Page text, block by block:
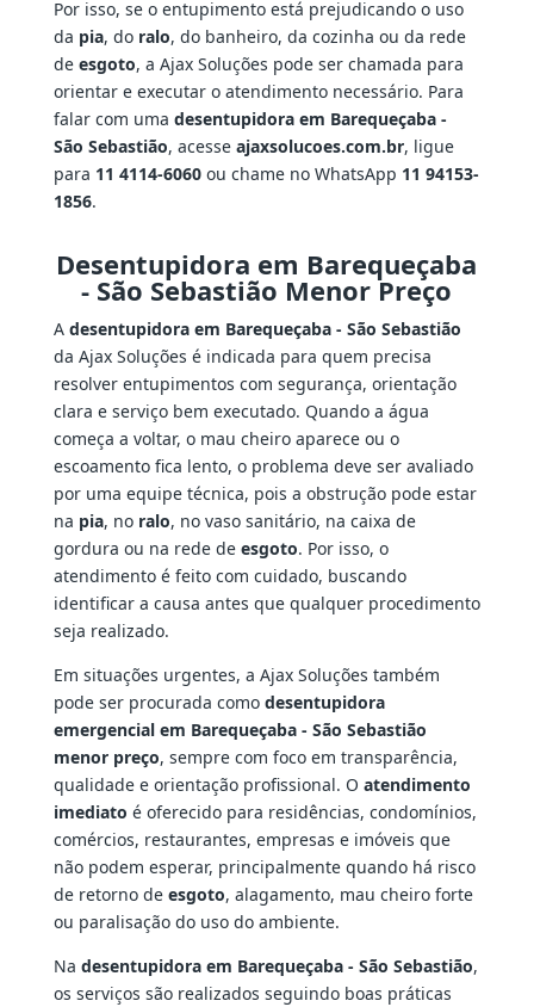
Por isso, se o entupimento está prejudicando o uso
da pia, do ralo, do banheiro, da cozinha ou da rede
de esgoto, a Ajax Soluções pode ser chamada para
orientar e executar o atendimento necessário. Para
falar com uma desentupidora em Barequeçaba -
São Sebastião, acesse ajaxsolucoes.com.br, ligue
para 11 4114-6060ou chame no WhatsApp 11 94153-
1856.
Desentupidora em Barequeçaba
- São Sebastião Menor Preço
A desentupidora em Barequeçaba - São Sebastião
da Ajax Soluções é indicada para quem precisa
resolver entupimentos com segurança, orientação
clara e serviço bem executado. Quando a água
começa a voltar, o mau cheiro aparece ou o
escoamento fica lento, o problema deve ser avaliado
por uma equipe técnica, pois a obstrução pode estar
na pia, no ralo, no vaso sanitário, na caixa de
gordura ou na rede de esgoto. Por isso, o
atendimento é feito com cuidado, buscando
identificar a causa antes que qualquer procedimento
seja realizado.
Em situações urgentes, a Ajax Soluções também
pode ser procurada como desentupidora
emergencial em Barequeçaba - São Sebastião
menor preço, sempre com foco em transparência,
qualidade e orientação profissional. O atendimento
imediato é oferecido para residências, condomínios,
comércios, restaurantes, empresas e imóveis que
não podem esperar, principalmente quando há risco
de retorno de esgoto, alagamento, mau cheiro forte
ou paralisação do uso do ambiente.
Na desentupidora em Barequeçaba - São Sebastião,
os serviços são realizados seguindo boas práticas